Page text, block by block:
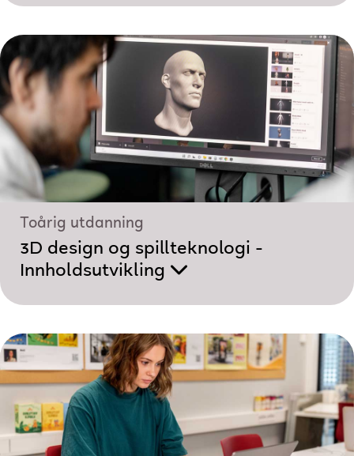
Toårig utdanning
3D design og spillteknologi -
Innholdsutvikling